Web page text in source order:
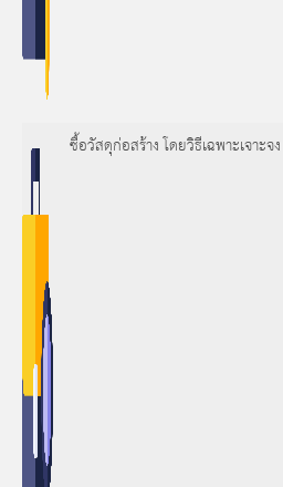
ซื้อวัสดุก่อสร้าง โดยวิธีเฉพาะเจาะจง